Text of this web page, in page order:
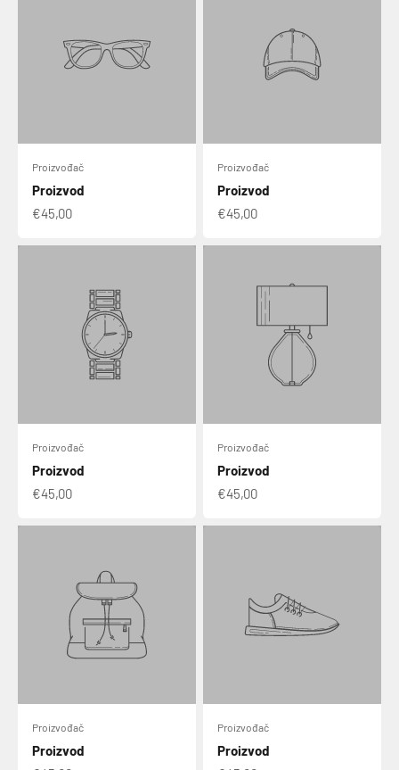
Proizvođač
Proizvod
€45,00
Proizvođač
Proizvod
€45,00
Proizvođač
Proizvod
€45,00
Proizvođač
Proizvod
€45,00
Proizvođač
Proizvod
Proizvođač
Proizvod